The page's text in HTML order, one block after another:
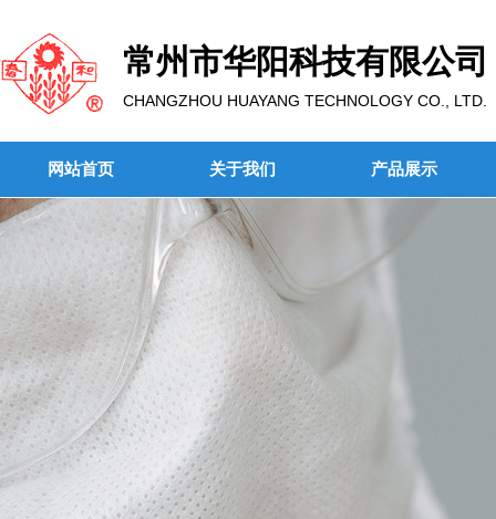
常州市华阳科技有限公司
CHANGZHOU HUAYANG TECHNOLOGY CO., LTD.
网站首页 关于我们 产品展示